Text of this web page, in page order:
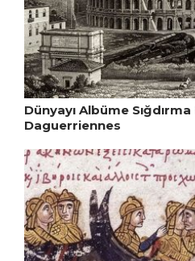
Dünyayı Albüme
Daguerriennes